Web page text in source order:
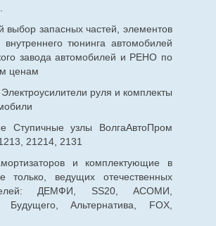
выбор запасных частей, элементов
тюнинга автомобилей
завода автомобилей и РЕНО по
ценам
руля и комплекты
Ступичные узлы ВолгаАвтоПром
21214, 2131
и комплектующие в
ведущих отечественных
ДЕМФИ, SS20, АСОМИ,
Будущего, Альтернатива, FOX,